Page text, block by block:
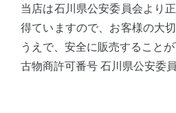
当店は石川県公安委員会より
得ていますので、お客様の大
うえで、安全に販売することが
古物商許可番号 石川県公安委